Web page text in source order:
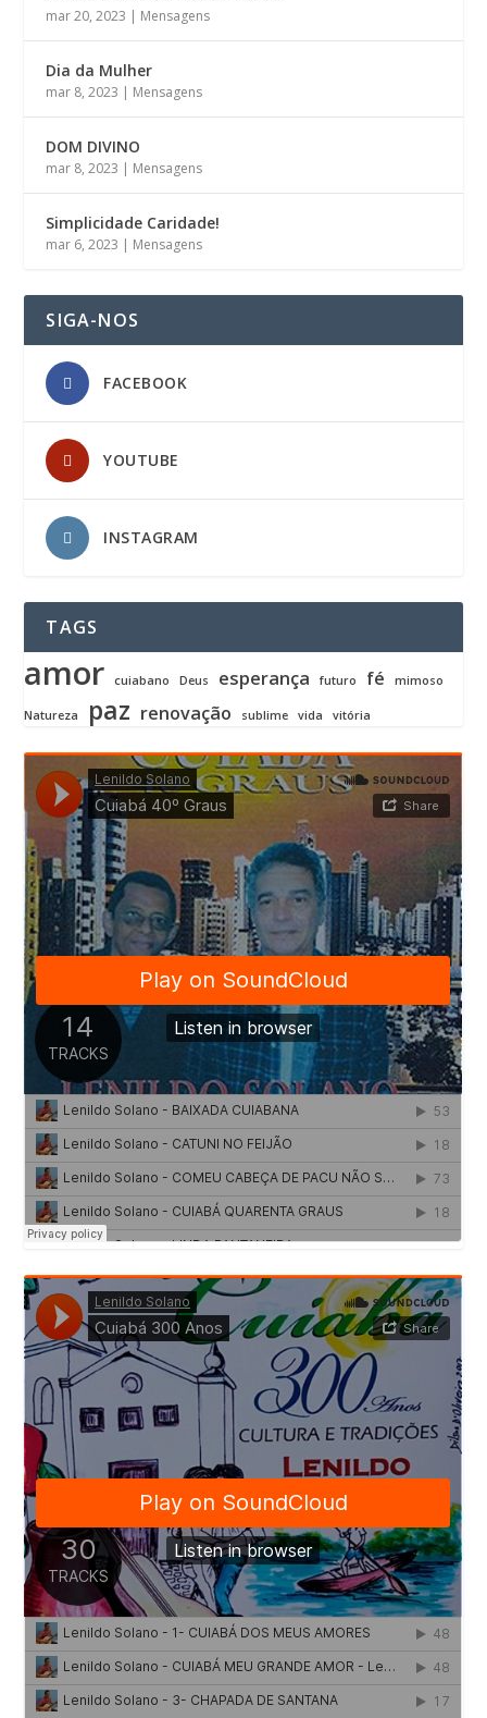
mar 20, 2023 | Mensagens
Dia da Mulher
mar 8, 2023 | Mensagens
DOM DIVINO
mar 8, 2023 | Mensagens
Simplicidade Caridade!
mar 6, 2023 | Mensagens
SIGA-NOS
FACEBOOK
YOUTUBE
INSTAGRAM
TAGS
amor cuiabano Deus esperança futuro fé mimoso
Natureza paz renovação sublime vida vitória